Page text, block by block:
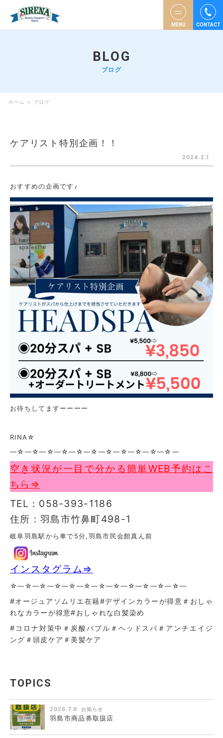
MENU CONTACT
BLOG
ブログ
ホーム > ブログ
ケアリスト特別企画！！
2024.2.1
おすすめの企画です♪
お待ちしてますーーーー
RINA☆
—☆—☆—☆—☆—☆—☆—☆—☆—☆—☆—☆—
空き状況が一目で分かる簡単WEB予約はこ
ちら⇒
TEL：058-393-1186
住所：羽島市竹鼻町498-1
岐阜羽島駅から車で5分,羽島市民会館真ん前
インスタグラム⇒
☆—☆—☆—☆—☆—☆—☆—☆—☆—☆—☆—☆—
#オージュアソムリエ在籍#デザインカラーが得意＃おしゃ
れなカラーが得意#おしゃれな白髪染め
#コロナ対策中＃炭酸バブル＃ヘッドスパ＃アンチエイジ
ング＃頭皮ケア＃美髪ケア
TOPICS
2026.7.9 お知らせ
羽島市商品券取扱店